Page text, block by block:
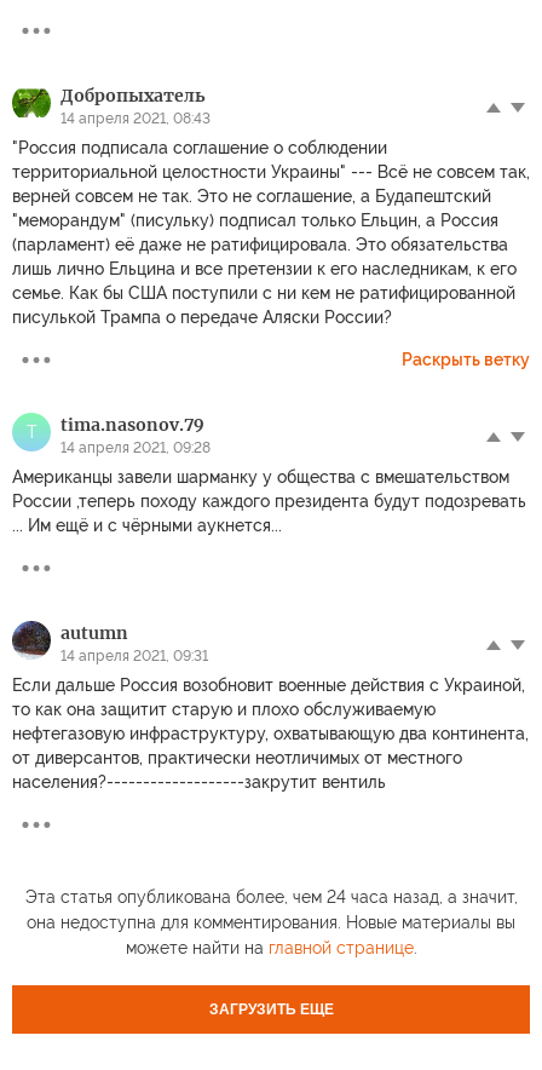
Добропыхатель
14 апреля 2021, 08:43
"Россия подписала соглашение о соблюдении
территориальной целостности Украины" --- Всё не совсем так,
верней совсем не так. Это не соглашение, а Будапештский
"меморандум" (писульку) подписал только Ельцин, а Россия
(парламент) её даже не ратифицировала. Это обязательства
лишь лично Ельцина и все претензии к его наследникам, к его
семье. Как бы США поступили с ни кем не ратифицированной
писулькой Трампа о передаче Аляски России?
Раскрыть ветку
T tima.nasonov.79
14 апреля 2021, 09:28
Американцы завели шарманку у общества с вмешательством
России ,теперь походу каждого президента будут подозревать
... Им ещё и с чёрными аукнется...
autumn
14 апреля 2021, 09:31
Если дальше Россия возобновит военные действия с Украиной,
то как она защитит старую и плохо обслуживаемую
нефтегазовую инфраструктуру, охватывающую два континента,
от диверсантов, практически неотличимых от местного
населения?-------------------закрутит вентиль
Эта статья опубликована более, чем 24 часа назад, а значит,
она недоступна для комментирования. Новые материалы вы
можете найти на главной странице.
ЗАГРУЗИТЬ ЕЩЕ